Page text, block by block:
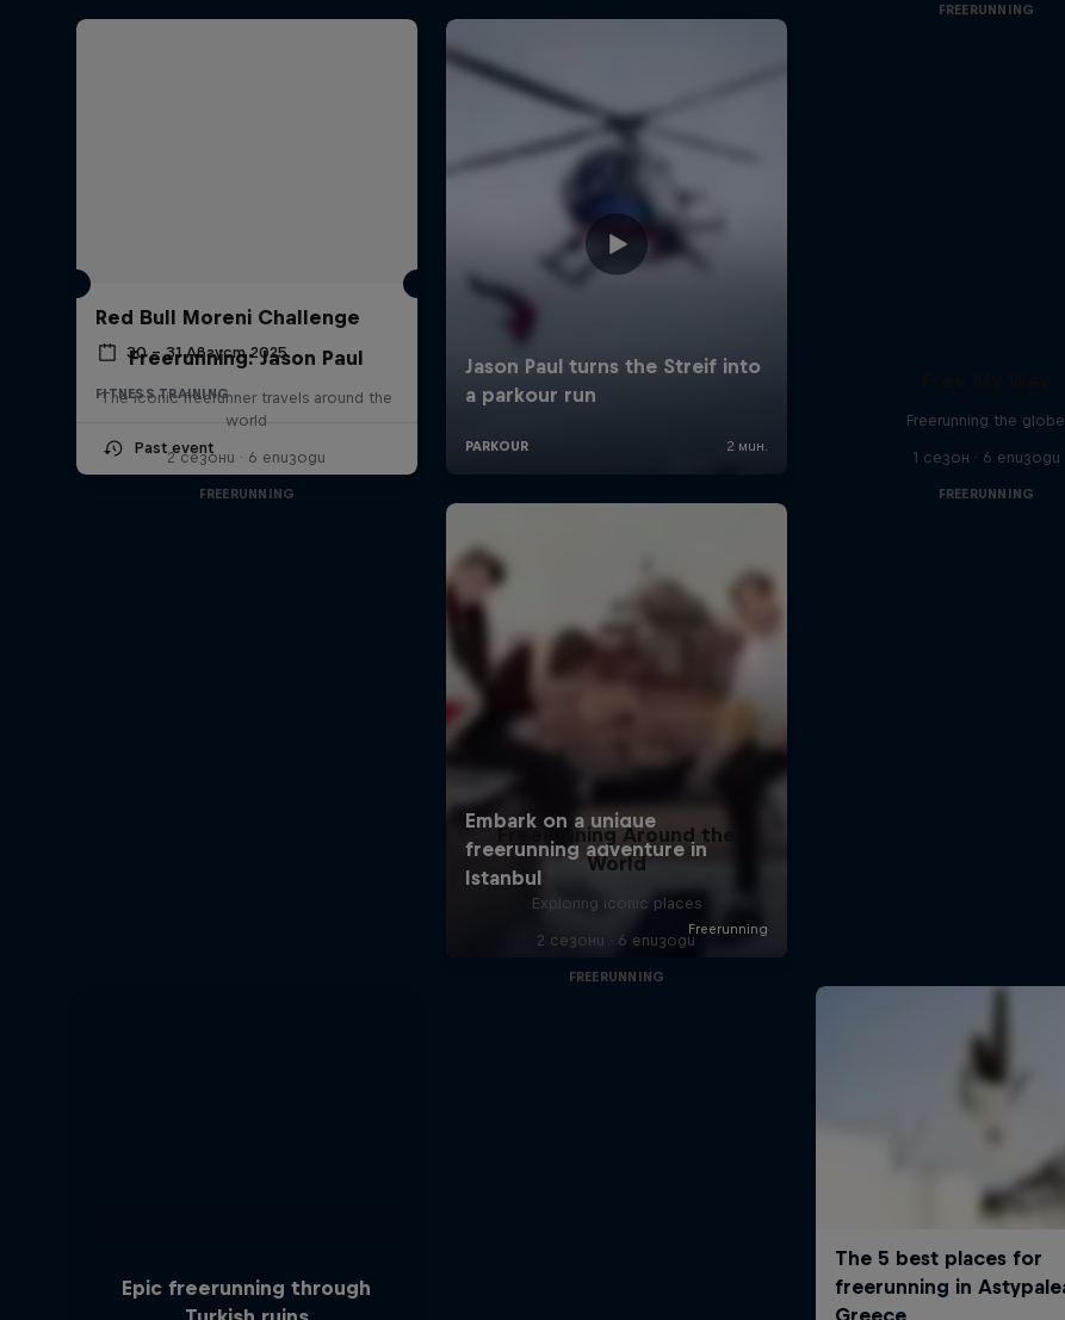
Red Bull Moreni Challenge
30 – 31 Август 2025
FITNESS TRAINING
Past event
FREERUNNING
Freerunning: Jason Paul
The iconic freerunner travels around the
world
2 сезони · 6 епизоди
FREERUNNING
Freerunning the globe
1 сезон · 6 епизоди
FREERUNNING
Epic freerunning through
Freerunning Around the
World
Exploring iconic places
2 сезони · 6 епизоди
FREERUNNING